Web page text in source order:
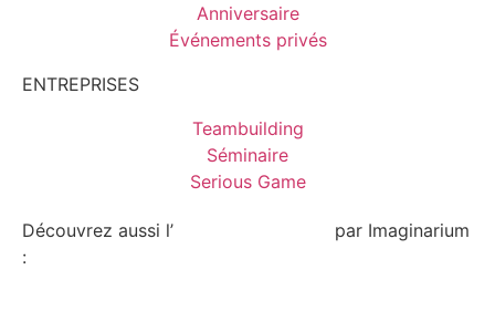
Anniversaire
Événements privés
ENTREPRISES
Teambuilding
Séminaire
Serious Game
Découvrez aussi l’escape game Lyon
par Imaginarium
: